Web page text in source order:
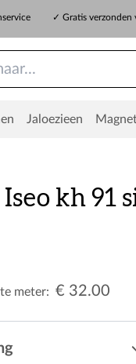
✓ Gratis verzonden
Jaloezieen
Iseo kh 91
meter: € 32.00